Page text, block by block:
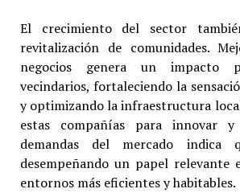
El crecimiento del sector
revitalización de comunidades.
negocios genera un impacto
vecindarios, fortaleciendo la
y optimizando la infraestructura
estas compañías para innovar
demandas del mercado indica
desempeñando un papel relevante
entornos más eficientes y habitables.